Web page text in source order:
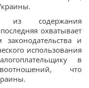
из содержания
охватывает
и
использования
в
что